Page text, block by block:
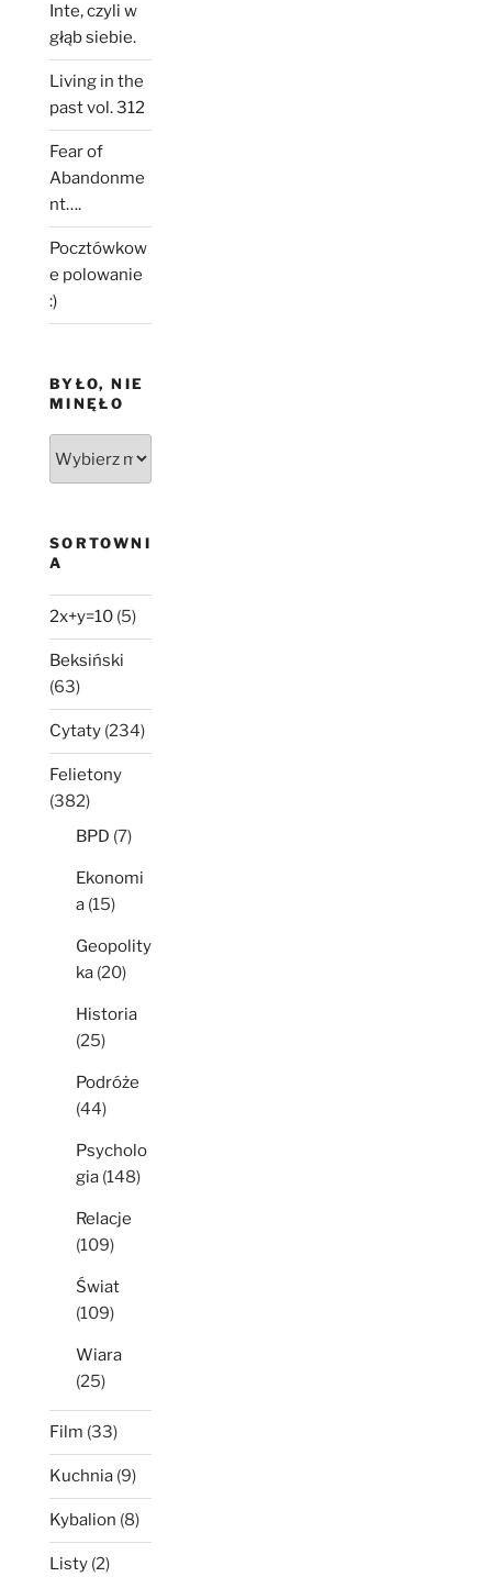
Inte, czyli w
głąb siebie.
Living in the
past vol. 312
Fear of
Abandonme
nt….
Pocztówkow
e polowanie
:)
BYŁO, NIE
MINĘŁO
SORTOWNI
A
2x+y=10 (5)
Beksiński
(63)
Cytaty (234)
Felietony
(382)
BPD (7)
Ekonomi
a (15)
Geopolity
ka (20)
Historia
(25)
Podróże
(44)
Psycholo
gia (148)
Relacje
(109)
Świat
(109)
Wiara
(25)
Film (33)
Kuchnia (9)
Kybalion (8)
Listy (2)